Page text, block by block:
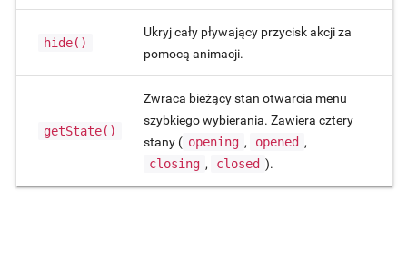
hide()
Ukryj cały pływający przycisk akcji za
pomocą animacji.
getState()
Zwraca bieżący stan otwarcia menu
szybkiego wybierania. Zawiera cztery
stany ( opening , opened ,
closing , closed ).